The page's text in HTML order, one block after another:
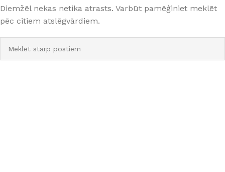
Diemžēl nekas netika atrasts. Varbūt pamēģiniet meklēt
pēc citiem atslēgvārdiem.